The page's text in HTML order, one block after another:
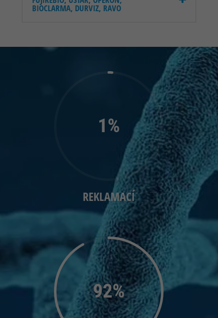
BIOCLARMA, DURVIZ, RAVO
1%
REKLAMACÍ
92%